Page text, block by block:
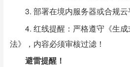
3. 部署在境内服务器或合规云
4. 红线提醒：严格遵守《生
法》，内容必须审核过滤！
避雷提醒！